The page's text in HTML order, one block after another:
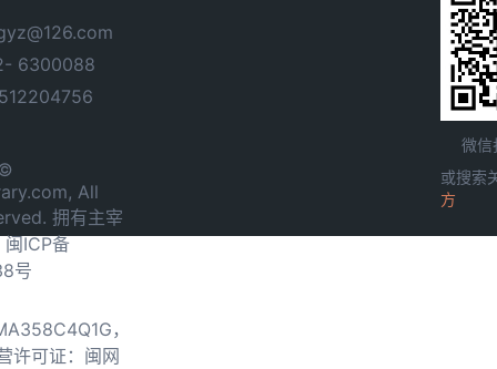
6300088
All
拥有主宰
闽ICP备
号
，
许可证：闽网
微信
或搜索
方